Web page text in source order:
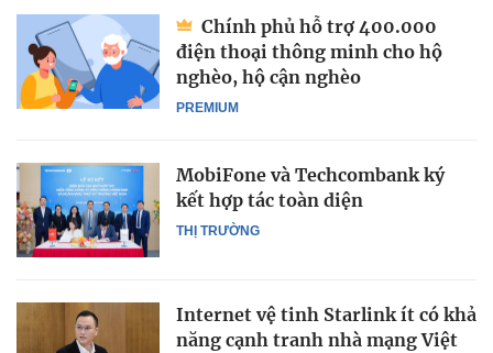
PREMIUM
Chính phủ hỗ trợ 400.000
điện thoại thông minh cho hộ
nghèo, hộ cận nghèo
THỊ TRƯỜNG
MobiFone và Techcombank ký
kết hợp tác toàn diện
Internet vệ tinh Starlink ít có khả
năng cạnh tranh nhà mạng Việt